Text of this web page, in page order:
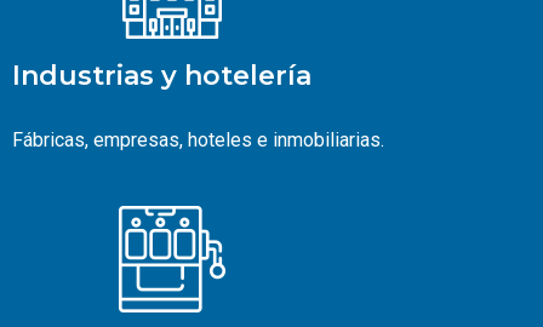
Industrias y hotelería
Fábricas, empresas, hoteles e inmobiliarias.